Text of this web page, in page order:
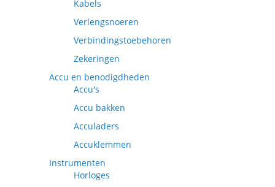
Kabels
Verlengsnoeren
Verbindingstoebehoren
Zekeringen
Accu en benodigdheden
Accu's
Accu bakken
Acculaders
Accuklemmen
Instrumenten
Horloges